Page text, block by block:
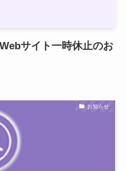
サイト一時休止のお
お知らせ